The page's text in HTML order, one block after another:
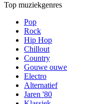
Top muziekgenres
Pop
Rock
Hip Hop
Chillout
Country
Gouwe ouwe
Electro
Alternatief
Jaren '80